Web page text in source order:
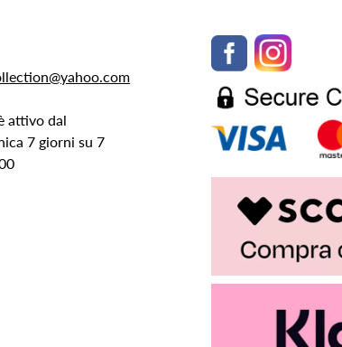
attivo dal
7 giorni su 7